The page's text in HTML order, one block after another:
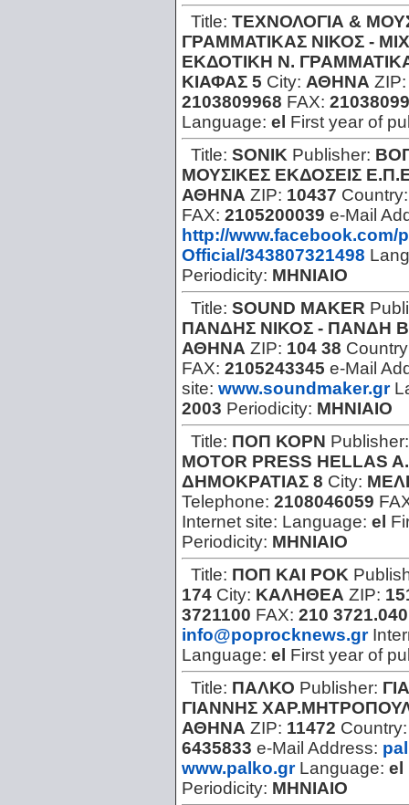
Title: ΤΕΧΝΟΛΟΓΙΑ &
ΓΡΑΜΜΑΤΙΚΑΣ ΝΙΚΟΣ -
ΕΚΔΟΤΙΚΗ Ν.
ΚΙΑΦΑΣ 5 City: ΑΘΗΝΑ
2103809968 FAX:
Language: el First year of
Title: SONIK Publisher:
ΜΟΥΣΙΚΕΣ ΕΚΔΟΣΕΙΣ
ΑΘΗΝΑ ZIP: 10437
FAX: 2105200039 e-Mail
http://www.facebook.com/
Official/343807321498
Periodicity: ΜΗΝΙΑΙΟ
Title: SOUND MAKER
ΠΑΝΔΗΣ ΝΙΚΟΣ - ΠΑΝΔΗ
ΑΘΗΝΑ ZIP: 104 38
FAX: 2105243345 e-Mail
site: www.soundmaker.gr
2003 Periodicity: ΜΗΝΙΑΙΟ
Title: ΠΟΠ ΚΟΡΝ
MOTOR PRESS HELLAS
ΔΗΜΟΚΡΑΤΙΑΣ 8 City:
Telephone: 2108046059
Internet site: Language: el
Periodicity: ΜΗΝΙΑΙΟ
Title: ΠΟΠ ΚΑΙ ΡΟΚ
174 City: ΚΑΛΗΘΕΑ ZIP:
3721100 FAX: 210 3721.040
info@poprocknews.gr
Language: el First year of
Title: ΠΑΛΚΟ Publisher:
ΓΙΑΝΝΗΣ
ΑΘΗΝΑ ZIP: 11472
6435833 e-Mail Address:
www.palko.gr Language: el
Periodicity: ΜΗΝΙΑΙΟ